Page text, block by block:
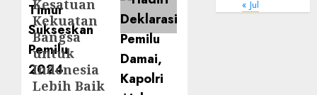
Kesatuan
Kekuatan
Bangsa
untuk
Indonesia
Lebih Baik
« Jul